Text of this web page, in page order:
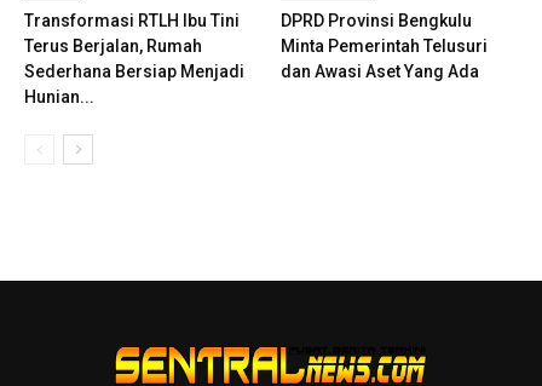
Transformasi RTLH Ibu Tini
Terus Berjalan, Rumah
Sederhana Bersiap Menjadi
Hunian...
DPRD Provinsi Bengkulu
Minta Pemerintah Telusuri
dan Awasi Aset Yang Ada